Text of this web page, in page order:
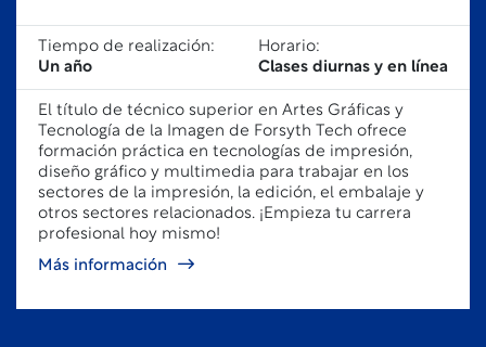
Tiempo de realización:
Un año
Horario:
Clases diurnas y en línea
El título de técnico superior en Artes Gráficas y
Tecnología de la Imagen de Forsyth Tech ofrece
formación práctica en tecnologías de impresión,
diseño gráfico y multimedia para trabajar en los
sectores de la impresión, la edición, el embalaje y
otros sectores relacionados. ¡Empieza tu carrera
profesional hoy mismo!
Más información